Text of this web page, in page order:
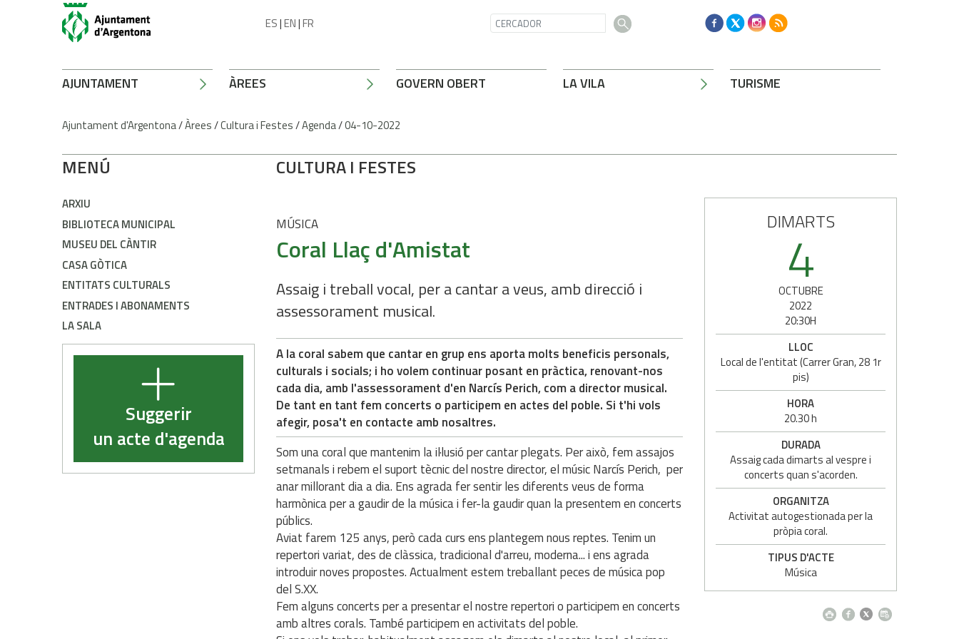
ES|EN|FR
AJUNTAMENT ÀREES GOVERN OBERT LA VILA TURISME
Ajuntament d'Argentona/Àrees/Cultura i Festes/Agenda/04-10-2022
MENÚ
ARXIU
BIBLIOTECA MUNICIPAL
MUSEU DEL CÀNTIR
CASA GÒTICA
ENTITATS CULTURALS
ENTRADES I ABONAMENTS
LA SALA
Suggerir
un acte d'agenda
CULTURA I FESTES
MÚSICA
Coral Llaç d'Amistat
Assaig i treball vocal, per a cantar a veus, amb direcció i
assessorament musical.
A la coral sabem que cantar en grup ens aporta molts beneficis personals,
culturals i socials; i ho volem continuar posant en pràctica, renovant-nos
cada dia, amb l'assessorament d'en Narcís Perich, com a director musical.
De tant en tant fem concerts o participem en actes del poble. Si t'hi vols
afegir, posa't en contacte amb nosaltres.
Som una coral que mantenim la il·lusió per cantar plegats. Per això, fem assajos
setmanals i rebem el suport tècnic del nostre director, el músic Narcís Perich, per
anar millorant dia a dia. Ens agrada fer sentir les diferents veus de forma
harmònica per a gaudir de la música i fer-la gaudir quan la presentem en concerts
públics.
Aviat farem 125 anys, però cada curs ens plantegem nous reptes. Tenim un
repertori variat, des de clàssica, tradicional d'arreu, moderna... i ens agrada
introduir noves propostes. Actualment estem treballant peces de música pop
del S.XX.
Fem alguns concerts per a presentar el nostre repertori o participem en concerts
amb altres corals. També participem en activitats del poble.
DIMARTS
4
OCTUBRE
2022
20:30H
LLOC
Local de l'entitat (Carrer Gran, 28 1r
pis)
HORA
20.30 h
DURADA
Assaig cada dimarts al vespre i
concerts quan s'acorden.
ORGANITZA
Activitat autogestionada per la
pròpia coral.
TIPUS D'ACTE
Música